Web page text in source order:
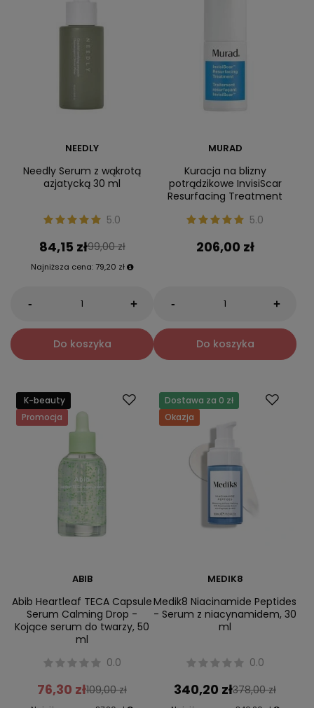
NEEDLY
Needly Serum z wąkrotą
azjatycką 30 ml
5.0
84,15 zł99,00 zł
Najniższa cena: 79,20 zł
- +
Do koszyka
MURAD
Kuracja na blizny
potrądzikowe InvisiScar
Resurfacing Treatment
5.0
206,00 zł
- +
Do koszyka
K-beauty
Promocja
ABIB
Abib Heartleaf TECA Capsule
Serum Calming Drop -
Kojące serum do twarzy, 50
ml
0.0
76,30 zł109,00 zł
Dostawa za 0 zł
Okazja
MEDIK8
Medik8 Niacinamide Peptides
- Serum z niacynamidem, 30
ml
0.0
340,20 zł378,00 zł